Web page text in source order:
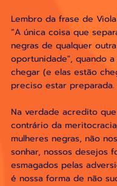
Lembro da frase de
“A única coisa que
negras de qualquer
oportunidade", quando
chegar (e elas estão
preciso estar preparada.
Na verdade acredito
contrário da
mulheres negras, não
sonhar, nossos desejos
esmagados pelas
é nossa forma de não